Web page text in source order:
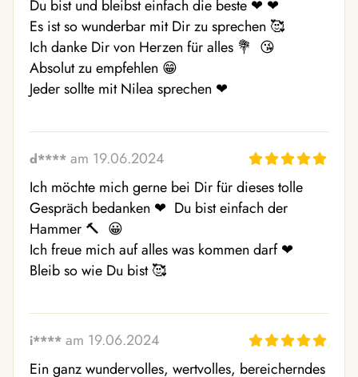
Du bist und bleibst einfach die beste ❤ ️❤ ️
Es ist so wunderbar mit Dir zu sprechen 🥰
Ich danke Dir von Herzen für alles 💐  😘
Absolut zu empfehlen 😁
Jeder sollte mit Nilea sprechen ❤ ️
d**** am 19.06.2024
Ich möchte mich gerne bei Dir für dieses tolle
Gespräch bedanken ❤ ️ Du bist einfach der
Hammer 🔨  😀
Ich freue mich auf alles was kommen darf ❤ ️
Bleib so wie Du bist 🥰
i**** am 19.06.2024
Ein ganz wundervolles, wertvolles, bereicherndes